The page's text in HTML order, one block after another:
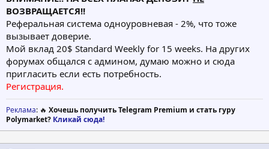
ВОЗВРАЩАЕТСЯ!!
Реферальная система одноуровневая - 2%, что тоже
вызывает доверие.
Мой вклад 20$ Standard Weekly for 15 weeks. На других
форумах общался с админом, думаю можно и сюда
пригласить если есть потребность.
Регистрация.
Реклама: 🔥 Хочешь получить Telegram Premium и стать гуру
Polymarket? Кликай сюда!